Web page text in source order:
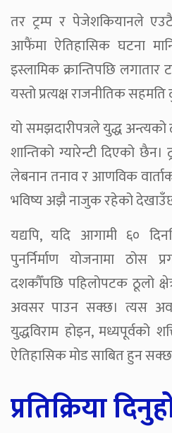
तर ट्रम्प र पेजेशकियानले एउटै
आफैंमा ऐतिहासिक घटना
इस्लामिक क्रान्तिपछि
यस्तो प्रत्यक्ष राजनीतिक सहमति
यो समझदारीपत्रले युद्ध
शान्तिको ग्यारेन्टी दिएको
लेबनान तनाव र आणविक
भविष्य अझै नाजुक रहेको
यद्यपि, यदि आगामी ६०
पुनर्निर्माण योजनामा ठोस
दशकौँपछि पहिलोपटक ठूलो
अवसर पाउन सक्छ। त्यस
युद्धविराम होइन, मध्यपूर्वको
ऐतिहासिक मोड साबित हुन
प्रतिक्रिया